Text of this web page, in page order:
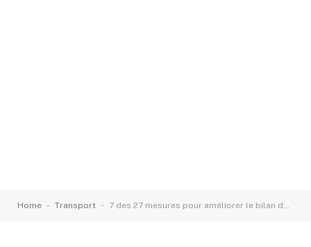
Home - Transport - 7 des 27 mesures pour améliorer le bilan de sécurité routière